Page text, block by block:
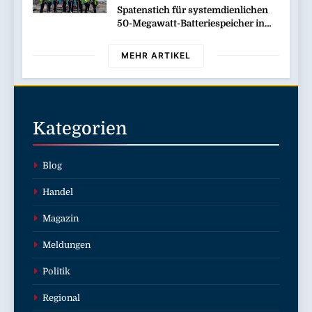
Spatenstich für systemdienlichen
50-Megawatt-Batteriespeicher in
MEHR ARTIKEL
Kategorien
Blog
Handel
Magazin
Meldungen
Politik
Regional